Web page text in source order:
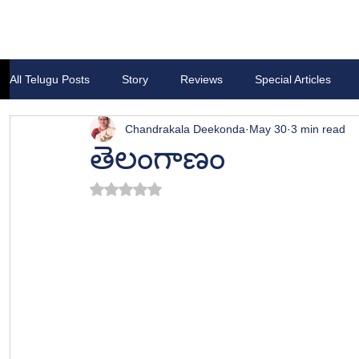
All Telugu Posts Story Reviews Special Articles
తెలంగాణం
Chandrakala Deekonda May 30 3 min read
Rated NaN out of 5 stars.